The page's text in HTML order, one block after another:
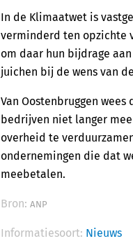
In de Klimaatwet is
verminderd ten opzichte
om daar hun bijdrage
juichen bij de wens van
Van Oostenbruggen
bedrijven niet langer
overheid te
ondernemingen die dat
meebetalen.
Bron: ANP
Informatiesoort: Nieuws